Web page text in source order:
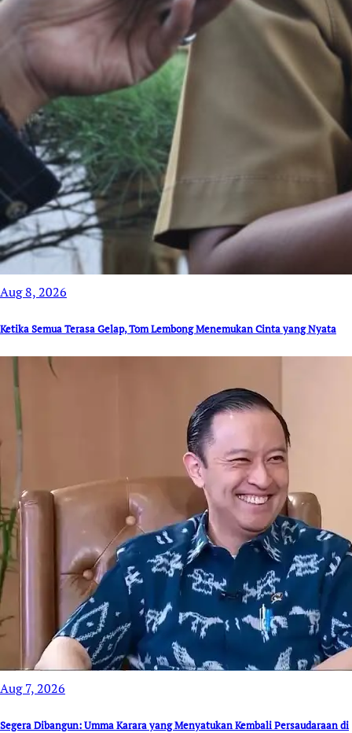
Aug 8, 2026
Ketika Semua Terasa Gelap, Tom Lembong Menemukan Cinta yang Nyata
Aug 7, 2026
Segera Dibangun: Umma Karara yang Menyatukan Kembali Persaudaraan di